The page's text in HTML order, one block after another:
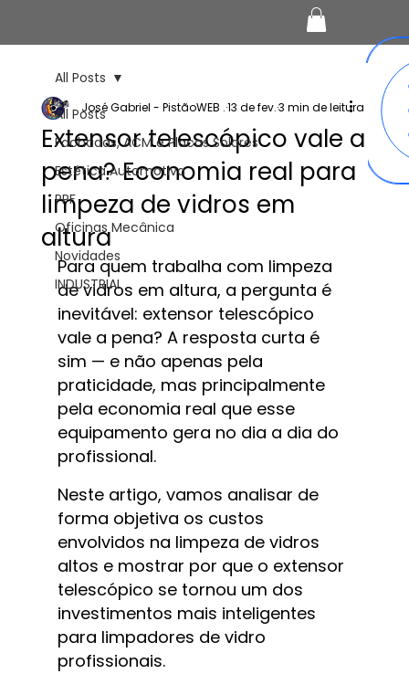
All Posts
Fachadas, ACM e Placas Solares
Estética Automotiva
PPF
Oficinas Mecânica
Novidades
INDUSTRIAL
All Posts
Extensor telescópico vale a
pena? Economia real para
limpeza de vidros em
altura
José Gabriel - PistãoWEB .13 de fev.3 min de leitura
Para quem trabalha com limpeza
de vidros em altura, a pergunta é
inevitável: extensor telescópico
vale a pena? A resposta curta é
sim — e não apenas pela
praticidade, mas principalmente
pela economia real que esse
equipamento gera no dia a dia do
profissional.
Neste artigo, vamos analisar de
forma objetiva os custos
envolvidos na limpeza de vidros
altos e mostrar por que o extensor
telescópico se tornou um dos
investimentos mais inteligentes
para limpadores de vidro
profissionais.